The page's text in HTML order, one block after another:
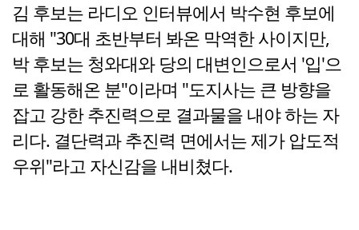
김 후보는 라디오 인터뷰에서 박수현 후보에
대해 "30대 초반부터 봐온 막역한 사이지만,
박 후보는 청와대와 당의 대변인으로서 '입'으
로 활동해온 분"이라며 "도지사는 큰 방향을
잡고 강한 추진력으로 결과물을 내야 하는 자
리다. 결단력과 추진력 면에서는 제가 압도적
우위"라고 자신감을 내비쳤다.